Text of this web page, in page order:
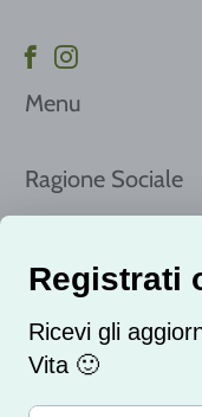
Menu
Ragione Sociale
Email